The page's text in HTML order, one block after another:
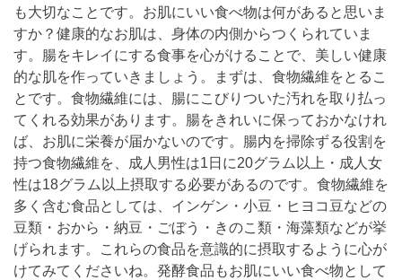
も大切なことです。お肌にいい食べ物は何があると思いま
すか？健康的なお肌は、身体の内側からつくられていま
す。腸をキレイにする食事を心がけることで、美しい健康
的な肌を作っていきましょう。まずは、食物繊維をとるこ
とです。食物繊維には、腸にこびりついた汚れを取り払っ
てくれる効果があります。腸をきれいに保っておかなけれ
ば、お肌に栄養が届かないのです。腸内を掃除ずる役割を
持つ食物繊維を、成人男性は1日に20グラム以上・成人女
性は18グラム以上摂取する必要があるのです。食物繊維を
多く含む食品としては、インゲン・小豆・ヒヨコ豆などの
豆類・おから・納豆・ごぼう・きのこ類・海藻類などが挙
げられます。これらの食品を意識的に摂取するように心が
けてみてくださいね。発酵食品もお肌にいい食べ物として